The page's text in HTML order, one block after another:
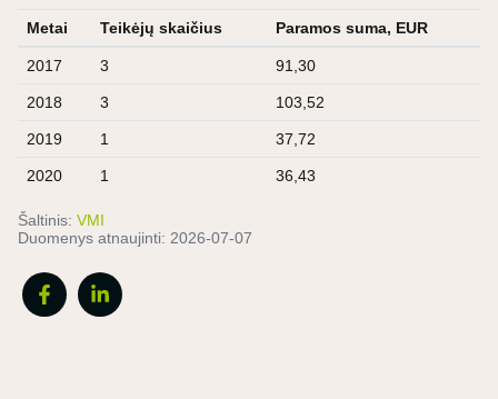
Metai Teikėjų skaičius Paramos suma, EUR
2017 3 91,30
2018 3 103,52
2019 1 37,72
2020 1 36,43
Šaltinis: VMI
Duomenys atnaujinti: 2026-07-07